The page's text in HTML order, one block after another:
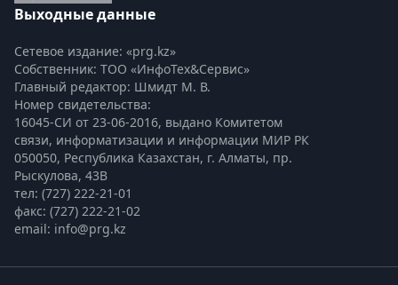
Выходные данные
Сетевое издание: «prg.kz»
Собственник: ТОО «ИнфоТех&Сервис»
Главный редактор: Шмидт М. В.
Номер свидетельства:
16045-СИ от 23-06-2016, выдано Комитетом
связи, информатизации и информации МИР РК
050050, Республика Казахстан, г. Алматы, пр.
Рыскулова, 43В
тел: (727) 222-21-01
факс: (727) 222-21-02
email: info@prg.kz